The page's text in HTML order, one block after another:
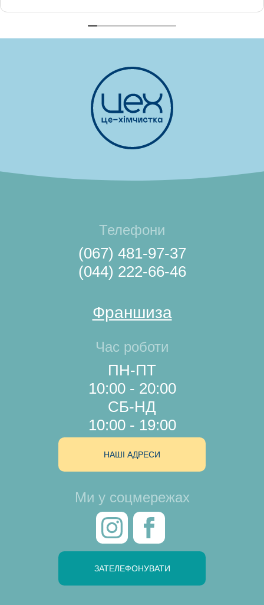
Телефони
(067) 481-97-37
(044) 222-66-46
Франшиза
Час роботи
ПН-ПТ
10:00 - 20:00
СБ-НД
10:00 - 19:00
НАШІ АДРЕСИ
Ми у соцмережах
ЗАТЕЛЕФОНУВАТИ